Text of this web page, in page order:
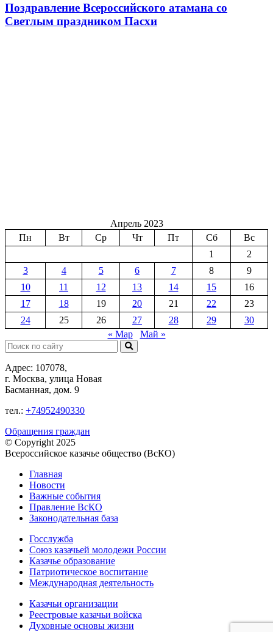
Поздравление Всероссийского атамана со
Светлым праздником Пасхи
Апрель 2023
Пн
Вт Ср Чт Пт Сб
Вс
1
2
3
4 5 6 7 8
9
10
11 12 13 14 15
16
17
18 19 20 21 22
23
24
25 26 27 28 29
30
« Мар
Май »
Поиск:
Адрес: 107078,
г. Москва, улица Новая
Басманная, дом. 9
тел.: +74952490330
Обращения граждан
© Copyright 2025
Всероссийское казачье общество (ВсКО)
Главная
Новости
Важные события
Правление ВсКО
Законодательная база
Госслужба
Союз казачьей молодежи России
Казачье образование
Патриотическое воспитание
Международная деятельность
Казачьи организации
Реестровые казачьи войска
Духовные основы жизни